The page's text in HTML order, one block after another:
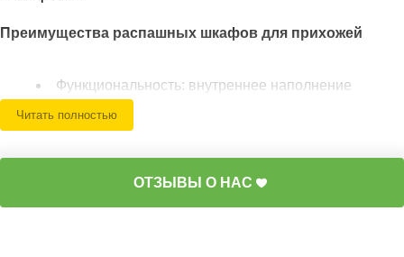
Преимущества распашных шкафов для прихожей
Функциональность: внутреннее наполнение
проектируется под ваши задачи — штанги,
выдвижные корзины, полки, отделения для зонтов,
лаконичные белые, под дерево, с зеркалами или
стильной фотопечатью. Распашной шкаф отлично
Читать полностью
ОТЗЫВЫ О НАС